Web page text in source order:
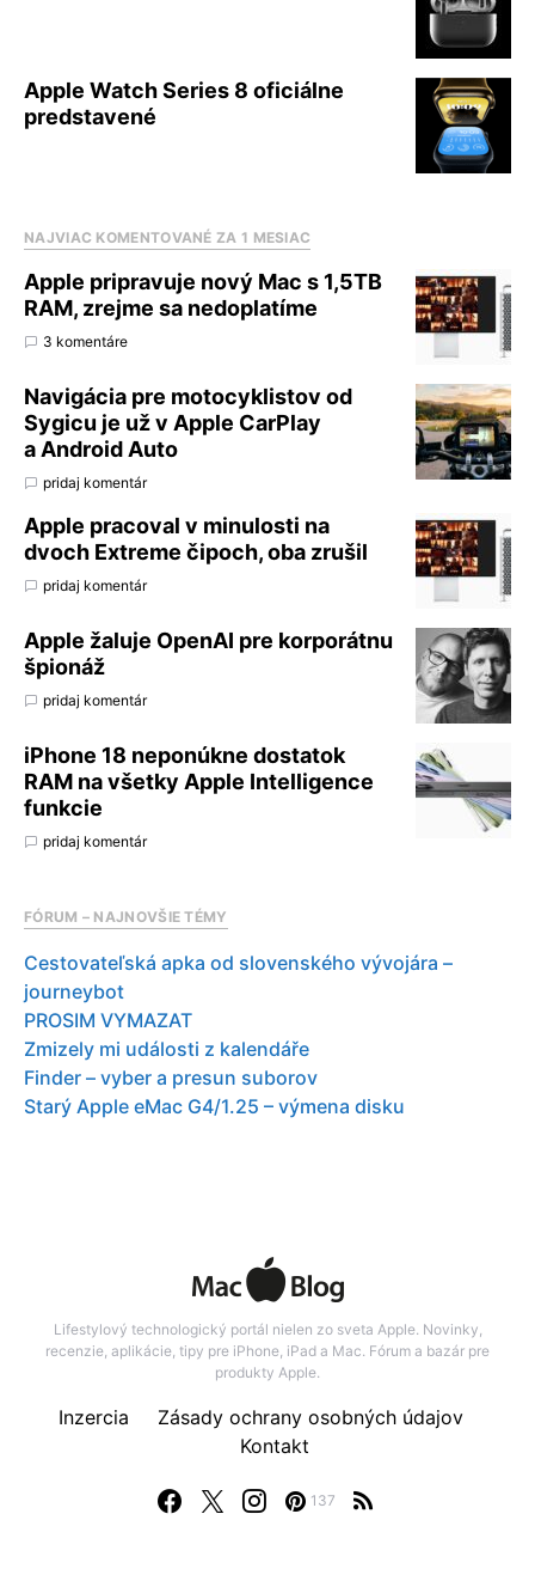
Apple Watch Series 8 oficiálne
predstavené
NAJVIAC KOMENTOVANÉ ZA 1 MESIAC
Apple pripravuje nový Mac s 1,5TB
RAM, zrejme sa nedoplatíme
3 komentáre
Navigácia pre motocyklistov od
Sygicu je už v Apple CarPlay
a Android Auto
pridaj komentár
Apple pracoval v minulosti na
dvoch Extreme čipoch, oba zrušil
pridaj komentár
Apple žaluje OpenAI pre korporátnu
špionáž
pridaj komentár
iPhone 18 neponúkne dostatok
RAM na všetky Apple Intelligence
funkcie
pridaj komentár
FÓRUM – NAJNOVŠIE TÉMY
Cestovateľská apka od slovenského vývojára –
journeybot
PROSIM VYMAZAT
Zmizely mi události z kalendáře
Finder – vyber a presun suborov
Starý Apple eMac G4/1.25 – výmena disku
Lifestylový technologický portál nielen zo sveta Apple. Novinky,
recenzie, aplikácie, tipy pre iPhone, iPad a Mac. Fórum a bazár pre
produkty Apple.
137
Inzercia
Zásady ochrany osobných údajov
Kontakt